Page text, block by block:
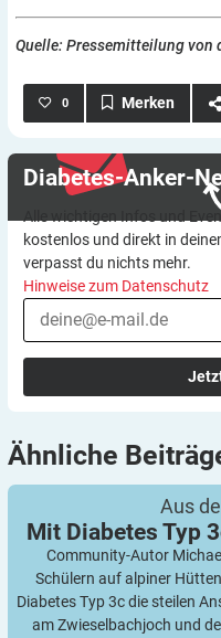
Quelle: Pressemitteilung von
0
Diabetes-Anker-
Alle wichtigen Infos und
kostenlos und direkt in
verpasst du nichts mehr.
Hinweise zum Datenschutz
Ähnliche
Aus
Mit Diabetes Typ
Community-Autor
Schülern auf alpiner
Diabetes Typ 3c die steilen
am Zwieselbachjoch und